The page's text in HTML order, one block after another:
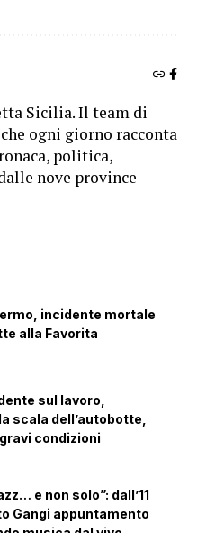
Sicilia. Il team di
ogni giorno racconta
politica,
nove province
incidente mortale
alla Favorita
sul lavoro,
scala dell’autobotte,
condizioni
e non solo”: dall’11
Gangi appuntamento